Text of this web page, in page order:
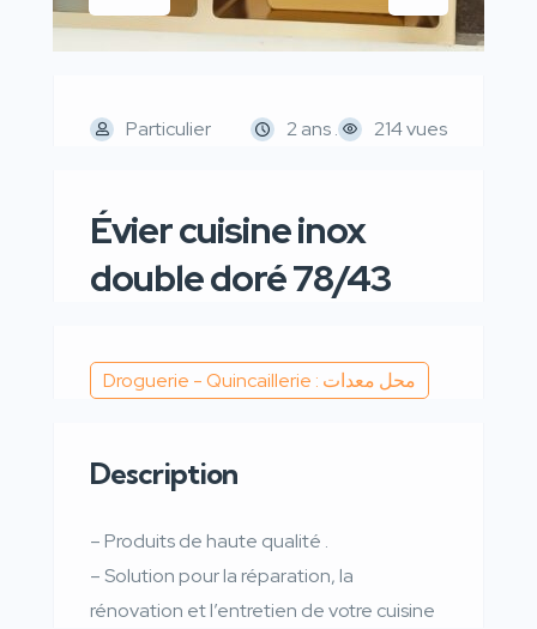
Particulier 2 ans . 214 vues
Évier cuisine inox
double doré 78/43
Droguerie - Quincaillerie : محل معدات
Description
– Produits de haute qualité .
– Solution pour la réparation, la
rénovation et l’entretien de votre cuisine